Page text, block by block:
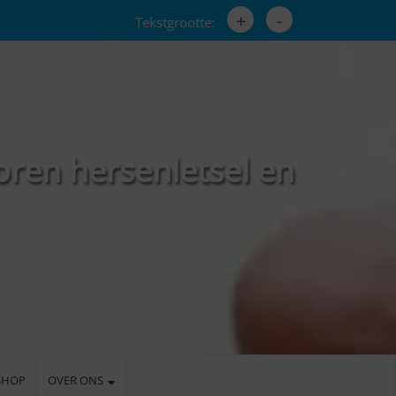
Tekstgrootte: + -
hersenletsel en
OVER ONS